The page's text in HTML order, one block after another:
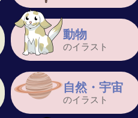
動物
のイラスト
自然・宇宙
のイラスト